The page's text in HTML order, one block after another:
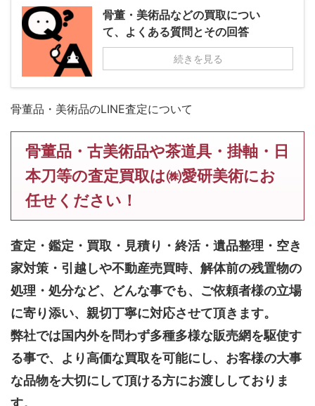
骨董・美術品などの買取につい
て、よくある質問とその回答
続きを見る
骨董品・美術品のLINE査定について
骨董品・古美術品や茶道具・掛軸・日
本刀等の査定買取は㈱愛研美術にお
任せください！
査定・鑑定・買取・見積り・終活・遺品整理・空き
家対策・引越しや不動産売買時、解体前の残置物の
処理・処分など、どんな事でも、 ご依頼者様の立場
に寄り添い、親切丁寧に対応させて頂きます。
弊社では国内外を問わず多種多様な販売網を駆使す
る事で、より高価な買取を可能にし、お客様の大事
な品物を大切にして頂ける方にお渡ししておりま
す。